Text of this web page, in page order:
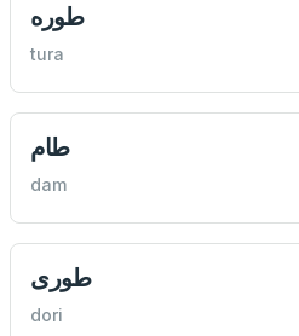
طوره
tura
طام
dam
طوری
dori